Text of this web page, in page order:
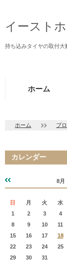
イースト
持ち込みタイヤの取付大
ホーム
ホーム ブ
カレンダー
«
8月
日 月 火 水
1
2 3 4
8
9 10 11
15
16 17 18
22
23 24 25
29
30 31